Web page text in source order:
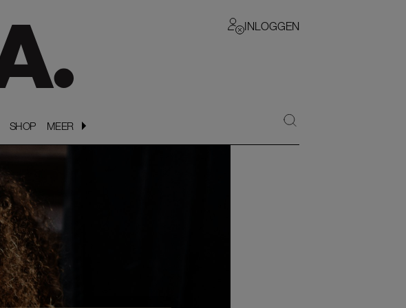
INLOGGEN
SHOP
SHOP MEER
MEER